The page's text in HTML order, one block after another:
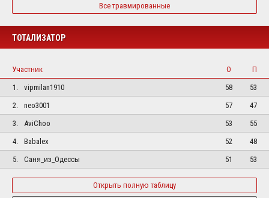
Все травмированные
ТОТАЛИЗАТОР
Участник О
П
1.
vipmilan1910 58
53
2.
neo3001 57
47
3.
AviChoo 53
55
4.
Babalex 52
48
5.
Саня_из_Одессы 51 53
Открыть полную таблицу